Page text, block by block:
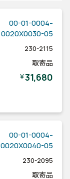
00-01-0004-
0020X0030-05
230-2115
取寄品
￥31,680
00-01-0004-
0020X0040-05
230-2095
取寄品